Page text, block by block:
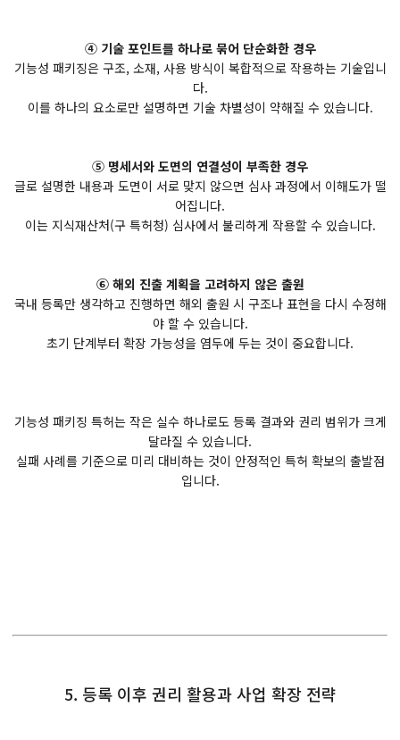
④ 기술 포인트를 하나로 묶어 단순화한 경우
기능성 패키징은 구조, 소재, 사용 방식이 복합적으로 작용하는 기술입니
다.
이를 하나의 요소로만 설명하면 기술 차별성이 약해질 수 있습니다.
⑤ 명세서와 도면의 연결성이 부족한 경우
글로 설명한 내용과 도면이 서로 맞지 않으면 심사 과정에서 이해도가 떨
어집니다.
이는 지식재산처(구 특허청) 심사에서 불리하게 작용할 수 있습니다.
⑥ 해외 진출 계획을 고려하지 않은 출원
국내 등록만 생각하고 진행하면 해외 출원 시 구조나 표현을 다시 수정해
야 할 수 있습니다.
초기 단계부터 확장 가능성을 염두에 두는 것이 중요합니다.
기능성 패키징 특허는 작은 실수 하나로도 등록 결과와 권리 범위가 크게
달라질 수 있습니다.
실패 사례를 기준으로 미리 대비하는 것이 안정적인 특허 확보의 출발점
입니다.
5. 등록 이후 권리 활용과 사업 확장 전략